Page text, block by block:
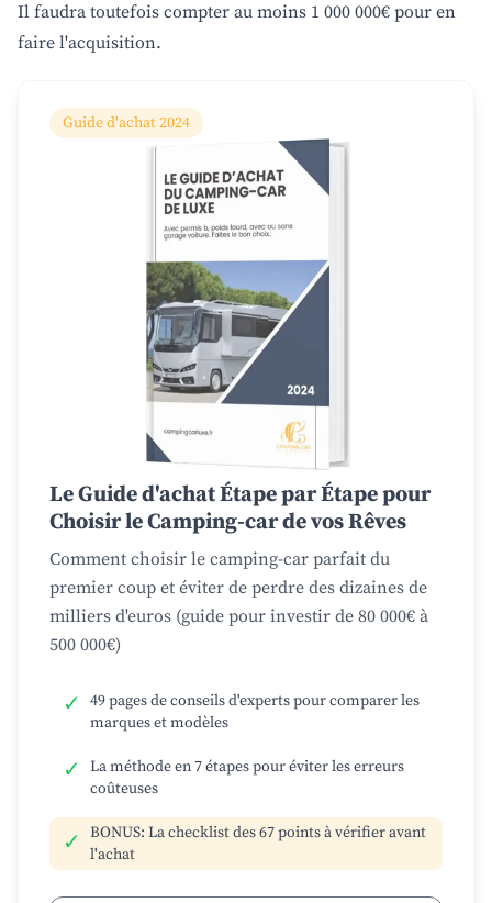
Il faudra toutefois compter au moins 1 000 000€ pour en
faire l'acquisition.
Guide d'achat 2024
Le Guide d'achat Étape par Étape pour
Choisir le Camping-car de vos Rêves
Comment choisir le camping-car parfait du
premier coup et éviter de perdre des dizaines de
milliers d'euros (guide pour investir de 80 000€ à
500 000€)
✓
49 pages de conseils d'experts pour comparer les
marques et modèles
✓
La méthode en 7 étapes pour éviter les erreurs
coûteuses
✓
BONUS: La checklist des 67 points à vérifier avant
l'achat